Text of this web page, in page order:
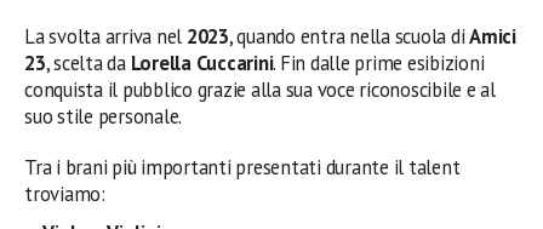
La svolta arriva nel 2023, quando entra nella scuola diAmici
23, scelta da Lorella Cuccarini. Fin dalle prime esibizioni
conquista il pubblico grazie alla sua voce riconoscibile e al
suo stile personale.
Tra i brani più importanti presentati durante il talent
troviamo: